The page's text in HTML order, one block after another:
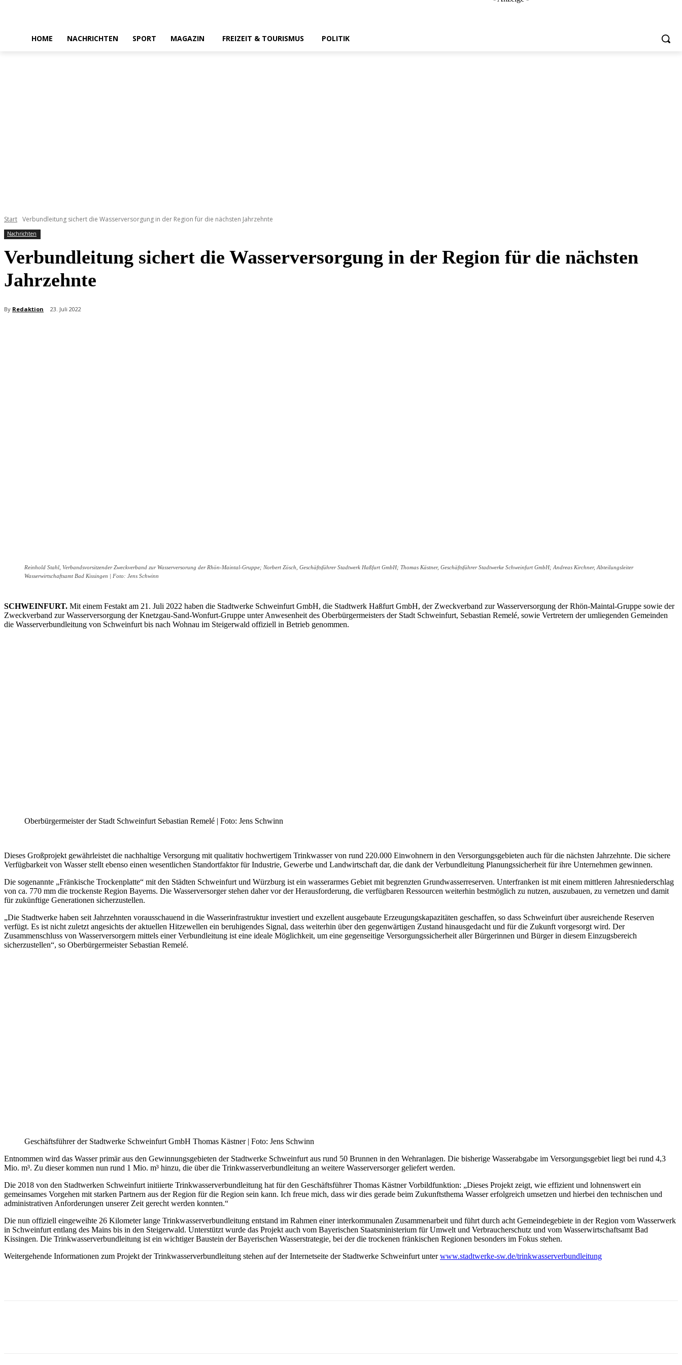
HOME NACHRICHTEN SPORT MAGAZIN FREIZEIT & TOURISMUS POLITIK
Start Verbundleitung sichert die Wasserversorgung in der Region für die nächsten Jahrzehnte
Nachrichten
Verbundleitung sichert die Wasserversorgung in der Region für die nächsten
Jahrzehnte
By Redaktion 23. Juli 2022
Reinhold Stahl, Verbandsvorsitzender Zweckverband zur Wasserversorung der Rhön-Maintal-Gruppe; Norbert Zösch, Geschäftsführer Stadtwerk Haßfurt GmbH; Thomas Kästner, Geschäftsführer Stadtwerke Schweinfurt GmbH; Andreas Kirchner, Abteilungsleiter
Wasserwirtschaftsamt Bad Kissingen | Foto: Jens Schwinn
SCHWEINFURT. Mit einem Festakt am 21. Juli 2022 haben die Stadtwerke Schweinfurt GmbH, die Stadtwerk Haßfurt GmbH, der Zweckverband zur Wasserversorgung der Rhön-Maintal-Gruppe sowie der
Zweckverband zur Wasserversorgung der Knetzgau-Sand-Wonfurt-Gruppe unter Anwesenheit des Oberbürgermeisters der Stadt Schweinfurt, Sebastian Remelé, sowie Vertretern der umliegenden Gemeinden
die Wasserverbundleitung von Schweinfurt bis nach Wohnau im Steigerwald offiziell in Betrieb genommen.
Oberbürgermeister der Stadt Schweinfurt Sebastian Remelé | Foto: Jens Schwinn
Dieses Großprojekt gewährleistet die nachhaltige Versorgung mit qualitativ hochwertigem Trinkwasser von rund 220.000 Einwohnern in den Versorgungsgebieten auch für die nächsten Jahrzehnte. Die sichere
Verfügbarkeit von Wasser stellt ebenso einen wesentlichen Standortfaktor für Industrie, Gewerbe und Landwirtschaft dar, die dank der Verbundleitung Planungssicherheit für ihre Unternehmen gewinnen.
Die sogenannte „Fränkische Trockenplatte“ mit den Städten Schweinfurt und Würzburg ist ein wasserarmes Gebiet mit begrenzten Grundwasserreserven. Unterfranken ist mit einem mittleren Jahresniederschlag
von ca. 770 mm die trockenste Region Bayerns. Die Wasserversorger stehen daher vor der Herausforderung, die verfügbaren Ressourcen weiterhin bestmöglich zu nutzen, auszubauen, zu vernetzen und damit
für zukünftige Generationen sicherzustellen.
„Die Stadtwerke haben seit Jahrzehnten vorausschauend in die Wasserinfrastruktur investiert und exzellent ausgebaute Erzeugungskapazitäten geschaffen, so dass Schweinfurt über ausreichende Reserven
verfügt. Es ist nicht zuletzt angesichts der aktuellen Hitzewellen ein beruhigendes Signal, dass weiterhin über den gegenwärtigen Zustand hinausgedacht und für die Zukunft vorgesorgt wird. Der
Zusammenschluss von Wasserversorgern mittels einer Verbundleitung ist eine ideale Möglichkeit, um eine gegenseitige Versorgungssicherheit aller Bürgerinnen und Bürger in diesem Einzugsbereich
sicherzustellen“, so Oberbürgermeister Sebastian Remelé.
Geschäftsführer der Stadtwerke Schweinfurt GmbH Thomas Kästner | Foto: Jens Schwinn
Entnommen wird das Wasser primär aus den Gewinnungsgebieten der Stadtwerke Schweinfurt aus rund 50 Brunnen in den Wehranlagen. Die bisherige Wasserabgabe im Versorgungsgebiet liegt bei rund 4,3
Mio. m³. Zu dieser kommen nun rund 1 Mio. m³ hinzu, die über die Trinkwasserverbundleitung an weitere Wasserversorger geliefert werden.
Die 2018 von den Stadtwerken Schweinfurt initiierte Trinkwasserverbundleitung hat für den Geschäftsführer Thomas Kästner Vorbildfunktion: „Dieses Projekt zeigt, wie effizient und lohnenswert ein
gemeinsames Vorgehen mit starken Partnern aus der Region für die Region sein kann. Ich freue mich, dass wir dies gerade beim Zukunftsthema Wasser erfolgreich umsetzen und hierbei den technischen und
administrativen Anforderungen unserer Zeit gerecht werden konnten.“
Die nun offiziell eingeweihte 26 Kilometer lange Trinkwasserverbundleitung entstand im Rahmen einer interkommunalen Zusammenarbeit und führt durch acht Gemeindegebiete in der Region vom Wasserwerk
in Schweinfurt entlang des Mains bis in den Steigerwald. Unterstützt wurde das Projekt auch vom Bayerischen Staatsministerium für Umwelt und Verbraucherschutz und vom Wasserwirtschaftsamt Bad
Kissingen. Die Trinkwasserverbundleitung ist ein wichtiger Baustein der Bayerischen Wasserstrategie, bei der die trockenen fränkischen Regionen besonders im Fokus stehen.
Weitergehende Informationen zum Projekt der Trinkwasserverbundleitung stehen auf der Internetseite der Stadtwerke Schweinfurt unterwww.stadtwerke-sw.de/trinkwasserverbundleitung